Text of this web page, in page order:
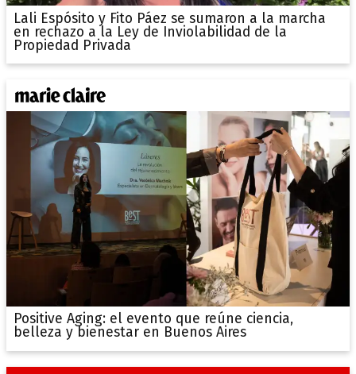
Lali Espósito y Fito Páez se sumaron a la marcha
en rechazo a la Ley de Inviolabilidad de la
Propiedad Privada
Positive Aging: el evento que reúne ciencia,
belleza y bienestar en Buenos Aires